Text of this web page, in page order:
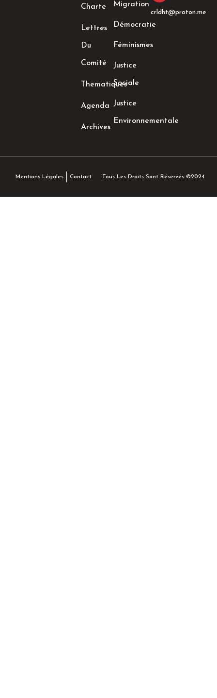
Charte
Lettres
Du
Comité
Thematiques
Agenda
Archives
Migration
Démocratie
Féminismes
Justice
Sociale
Justice
Environnementale
crldht@proton.me
Mentions Légales Contact Tous Les Droits Sont Réservés ©2024